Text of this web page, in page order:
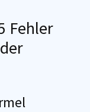
Fehler